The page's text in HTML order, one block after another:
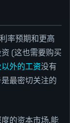
率预期和更高
(这也需要购买
外的工资没有
最密切关注的
的资本市场,能